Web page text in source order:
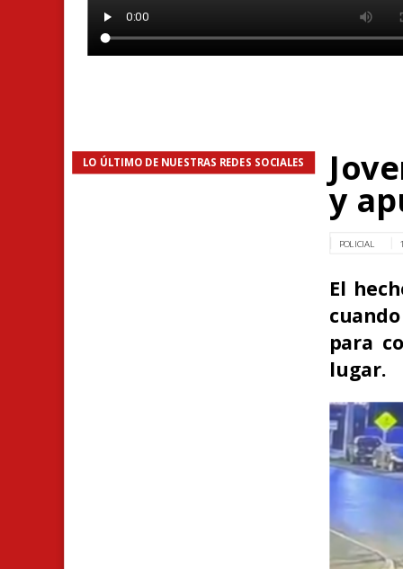
LO ÚLTIMO DE NUESTRAS REDES SOCIALES
y
POLICIAL
El
para
lugar.